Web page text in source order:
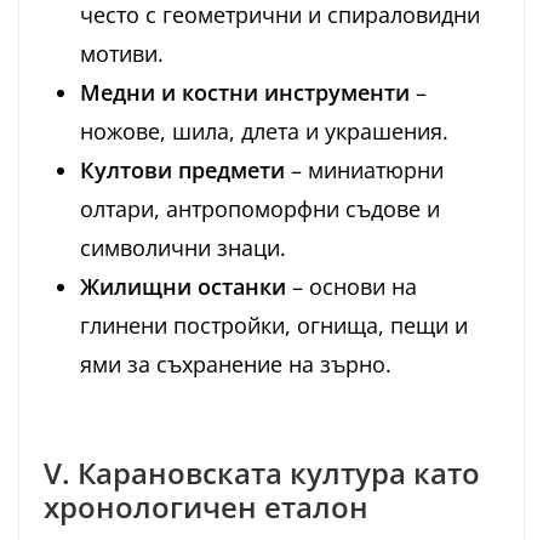
често с геометрични и спираловидни
мотиви.
Медни и костни инструменти –
ножове, шила, длета и украшения.
Култови предмети – миниатюрни
олтари, антропоморфни съдове и
символични знаци.
Жилищни останки – основи на
глинени постройки, огнища, пещи и
ями за съхранение на зърно.
V. Карановската култура като
хронологичен еталон